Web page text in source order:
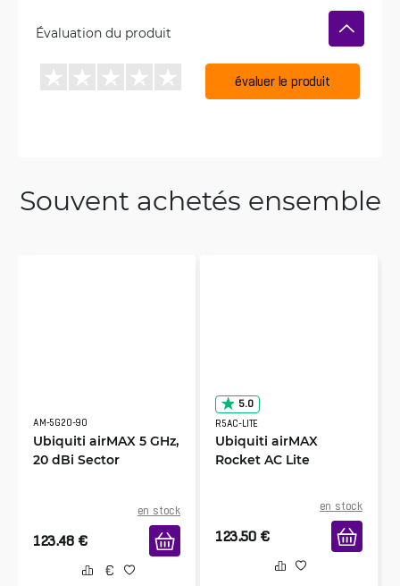
Évaluation du produit
évaluer le produit
Souvent achetés ensemble
AM-5G20-90
Ubiquiti airMAX 5 GHz,
20 dBi Sector
en stock
123.48 €
5.0
R5AC-LITE
Ubiquiti airMAX
Rocket AC Lite
en stock
123.50 €